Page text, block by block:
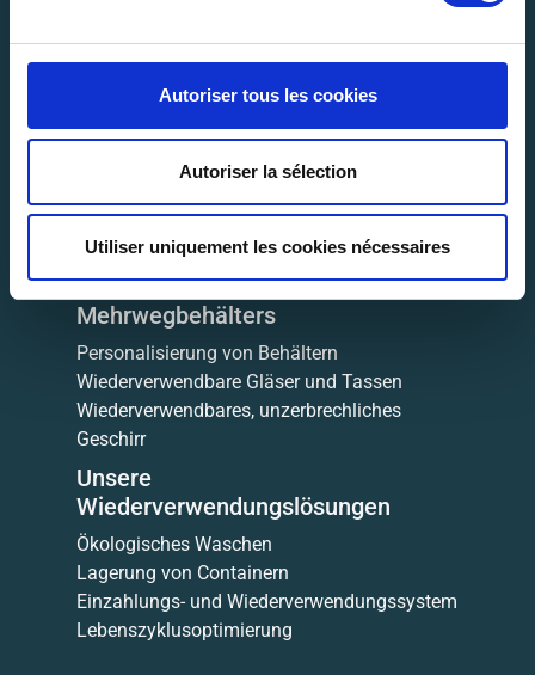
Autoriser tous les cookies
Autoriser la sélection
Utiliser uniquement les cookies nécessaires
Wer sind wir?
Unser Kundenservice
Veranstaltungen
Firmen
Gewerbliches Catering
Mehrwegbehälters
Personalisierung von Behältern
Wiederverwendbare Gläser und Tassen
Wiederverwendbares, unzerbrechliches
Geschirr
Unsere
Wiederverwendungslösungen
Ökologisches Waschen
Lagerung von Containern
Einzahlungs- und Wiederverwendungssystem
Lebenszyklusoptimierung